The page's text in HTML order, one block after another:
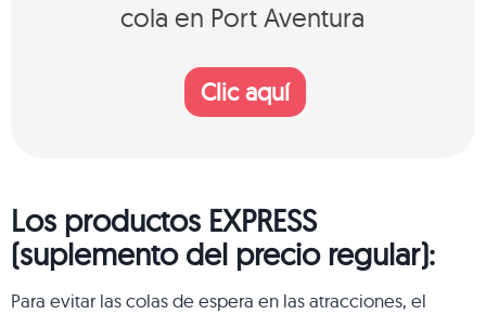
cola en Port Aventura
Clic aquí
Los productos EXPRESS
(suplemento del precio regular):
Para evitar las colas de espera en las atracciones, el